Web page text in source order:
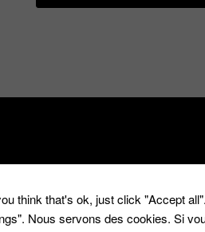
Vous êtes
think that's ok, just click "Accept
Nous servons des cookies. Si